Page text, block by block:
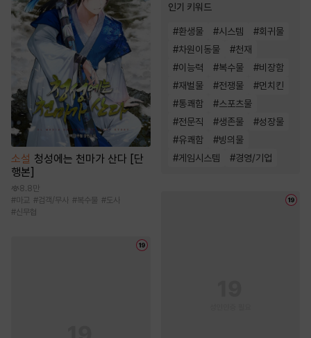
소설 청성에는 천마가 산다 [단
행본]
8.8만
#마교 #검객/무사 #복수물 #도사
#신무협
인기 키워드
#환생물 #시스템 #회귀물
#차원이동물 #천재
#이능력 #복수물 #비장함
#재벌물 #전쟁물 #먼치킨
#통쾌함 #스포츠물
#전문직 #생존물 #성장물
#유쾌함 #빙의물
#게임시스템 #경영/기업